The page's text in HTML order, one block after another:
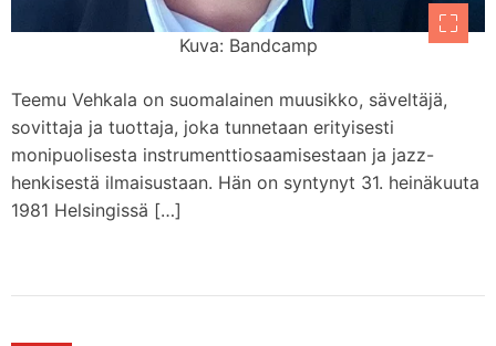
Kuva: Bandcamp
Teemu Vehkala on suomalainen muusikko, säveltäjä,
sovittaja ja tuottaja, joka tunnetaan erityisesti
monipuolisesta instrumenttiosaamisestaan ja jazz-
henkisestä ilmaisustaan. Hän on syntynyt 31. heinäkuuta
1981 Helsingissä […]